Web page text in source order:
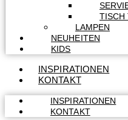
TISCH
LAMPEN
NEUHEITEN
KIDS
INSPIRATIONEN
KONTAKT
INSPIRATIONEN
KONTAKT